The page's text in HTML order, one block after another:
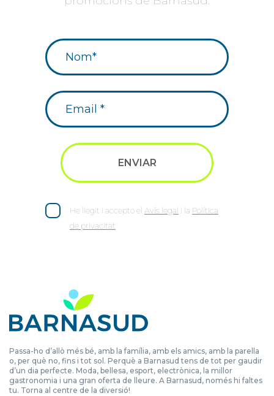
He llegit i accepto el Avís legal i la Política
de privacitat
Passa-ho d’allò més bé, amb la família, amb els amics, amb la parella
o, per què no, fins i tot sol. Perquè a Barnasud tens de tot per gaudir
d’un dia perfecte. Moda, bellesa, esport, electrònica, la millor
gastronomia i una gran oferta de lleure. A Barnasud, només hi faltes
tu. Torna al centre de la diversió!